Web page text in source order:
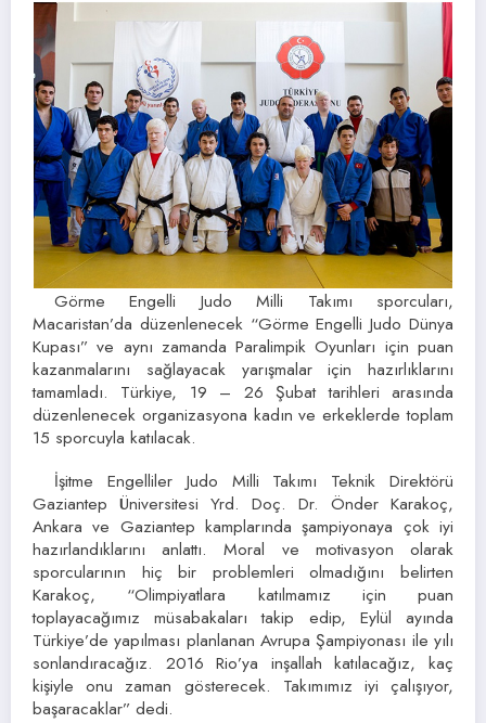
Görme Engelli Judo Milli Takımı sporcuları,
Macaristan’da düzenlenecek “Görme Engelli Judo Dünya
Kupası” ve aynı zamanda Paralimpik Oyunları için puan
kazanmalarını sağlayacak yarışmalar için hazırlıklarını
tamamladı. Türkiye, 19 – 26 Şubat tarihleri arasında
düzenlenecek organizasyona kadın ve erkeklerde toplam
15 sporcuyla katılacak.
İşitme Engelliler Judo Milli Takımı Teknik Direktörü
Gaziantep Üniversitesi Yrd. Doç. Dr. Önder Karakoç,
Ankara ve Gaziantep kamplarında şampiyonaya çok iyi
hazırlandıklarını anlattı. Moral ve motivasyon olarak
sporcularının hiç bir problemleri olmadığını belirten
Karakoç, “Olimpiyatlara katılmamız için puan
toplayacağımız müsabakaları takip edip, Eylül ayında
Türkiye’de yapılması planlanan Avrupa Şampiyonası ile yılı
sonlandıracağız. 2016 Rio’ya inşallah katılacağız, kaç
kişiyle onu zaman gösterecek. Takımımız iyi çalışıyor,
başaracaklar” dedi.